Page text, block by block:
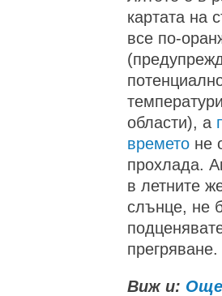
картата на
все по-
области), а
времетоне
прохлада.
в летните
слънце, не
прегряване.
Виж и: Още